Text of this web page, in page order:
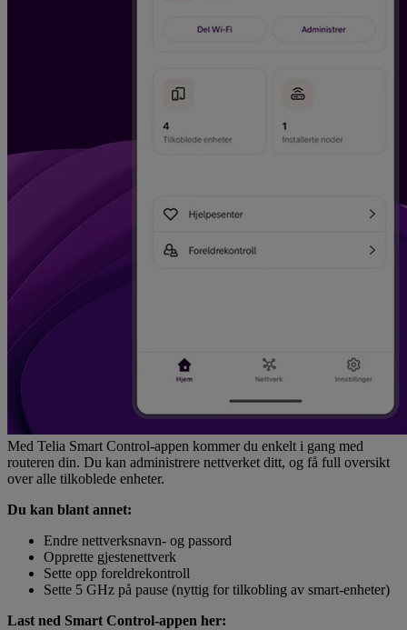
Med Telia Smart Control-appen kommer du enkelt i gang med
routeren din. Du kan administrere nettverket ditt, og få full oversikt
over alle tilkoblede enheter.
Du kan blant annet:
Endre nettverksnavn- og passord
Opprette gjestenettverk
Sette opp foreldrekontroll
Sette 5 GHz på pause (nyttig for tilkobling av smart-enheter)
Last ned Smart Control-appen her: